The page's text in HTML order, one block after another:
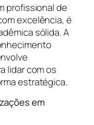
profissional de
excelência, é
sólida. A
lidar com os
estratégica.
em